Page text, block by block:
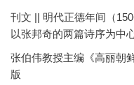
刊文 || 明代正德年间（
以张邦奇的两篇诗序为中
张伯伟教授主编《高丽朝
版